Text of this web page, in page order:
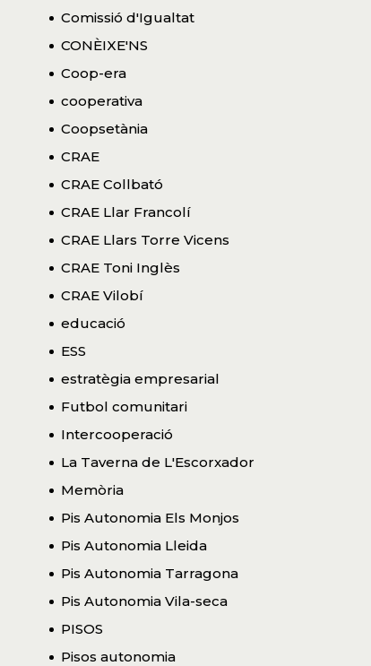
Comissió d'Igualtat
CONÈIXE'NS
Coop-era
cooperativa
Coopsetània
CRAE
CRAE Collbató
CRAE Llar Francolí
CRAE Llars Torre Vicens
CRAE Toni Inglès
CRAE Vilobí
educació
ESS
estratègia empresarial
Futbol comunitari
Intercooperació
La Taverna de L'Escorxador
Memòria
Pis Autonomia Els Monjos
Pis Autonomia Lleida
Pis Autonomia Tarragona
Pis Autonomia Vila-seca
PISOS
Pisos autonomia